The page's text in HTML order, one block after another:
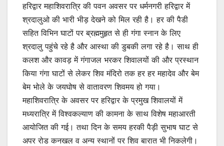
हरिद्वार महाशिवरात्रि की पवन अवसर पर धर्मनगरी हरिद्वार में
श्रदालुओ की भारी भीड़ देखने को मिल रही है। हर की पैडी
सहित विभिन घाटों पर ब्रह्ममुहृत से ही गंगा स्नान के लिए
श्रदालु पहुंचे रहे है और आस्था की डुबकी लगा रहे है। साथ ही
कलश और कावड़ में गंगाजल भरकर शिवालयों की और प्रस्थान
किया गंगा घाटों से लेकर शिव मंदिरो तक हर हर महादेव और बेम
बेम भोले के जयघोष से वातावरण शिवमय हो गया।
महाशिवरात्रि के अवसर पर हरिद्वार के प्रमुख शिवालयों में
मध्यरात्रि में विश्वकल्याण की कामना के साथ विशेष महाआरती
आयोजित की गई। तथा दिन के समय हरकी पैड़ी सुभाष घाट से
अपर रोड कनखल व अन्य स्थानों पर शिव बारात भी निकलेगी।